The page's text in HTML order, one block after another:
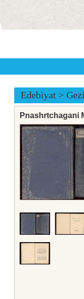
Edebiyat >
Pnashrtchagani